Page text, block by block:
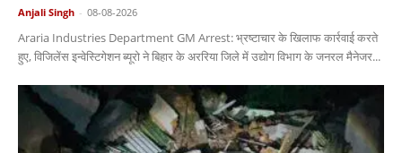
Anjali Singh - 08-08-2026
Araria Industries Department GM Arrest: भ्रष्टाचार के खिलाफ कार्रवाई करते
हुए, विजिलेंस इन्वेस्टिगेशन ब्यूरो ने बिहार के अररिया जिले में उद्योग विभाग के जनरल मैनेजर...